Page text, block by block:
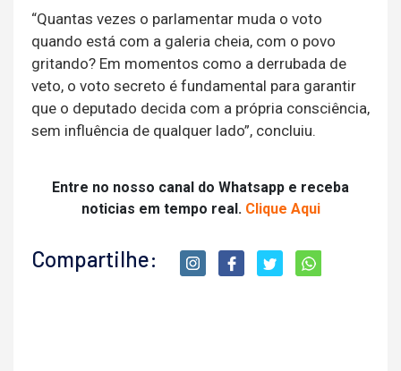
“Quantas vezes o parlamentar muda o voto
quando está com a galeria cheia, com o povo
gritando? Em momentos como a derrubada de
veto, o voto secreto é fundamental para garantir
que o deputado decida com a própria consciência,
sem influência de qualquer lado”, concluiu.
Entre no nosso canal do Whatsapp e receba
noticias em tempo real. Clique Aqui
Compartilhe: